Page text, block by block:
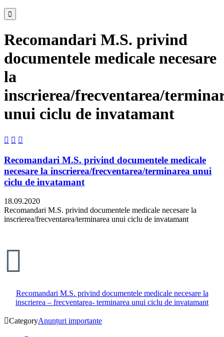

Recomandari M.S. privind
documentele medicale necesare
la
inscrierea/frecventarea/
unui ciclu de invatamant
  
Recomandari M.S. privind documentele medicale
necesare la inscrierea/frecventarea/terminarea unui
ciclu de invatamant
18.09.2020
Recomandari M.S. privind documentele medicale necesare la
inscrierea/frecventarea/terminarea unui ciclu de invatamant

Recomandari M.S. privind documentele medicale necesare la
inscrierea – frecventarea- terminarea unui ciclu de invatamant
CategoryAnunțuri importante